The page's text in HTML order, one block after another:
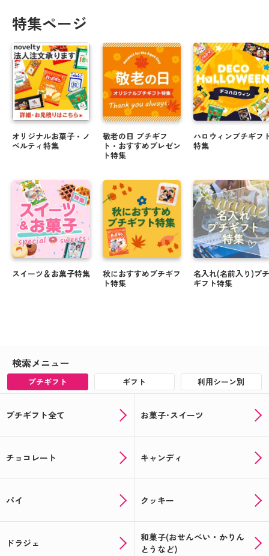
特集ページ
オリジナルお菓子・ノ
ベルティ特集
スイーツ＆お菓子特集
敬老の日 プチギフ
ト・おすすめプレゼン
ト特集
秋におすすめプチギフ
ト特集
ハロウィンプチギフ
特集
名入れ(名前入り)プチ
ギフト特集
検索メニュー
プチギフト ギフト 利用シーン別
プチギフト全て お菓子･スイーツ
チョコレート キャンディ
パイ クッキー
ドラジェ
和菓子(おせんべい・かりん
とうなど)